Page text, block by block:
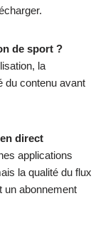
de sport ?
la
du contenu avant
direct
applications
la qualité du flux
un abonnement